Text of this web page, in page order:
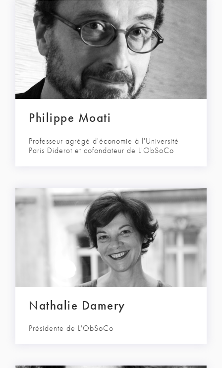
Philippe Moati
Professeur agrégé d'économie à l'Université
Paris Diderot et cofondateur de L'ObSoCo
Nathalie Damery
Présidente de L'ObSoCo